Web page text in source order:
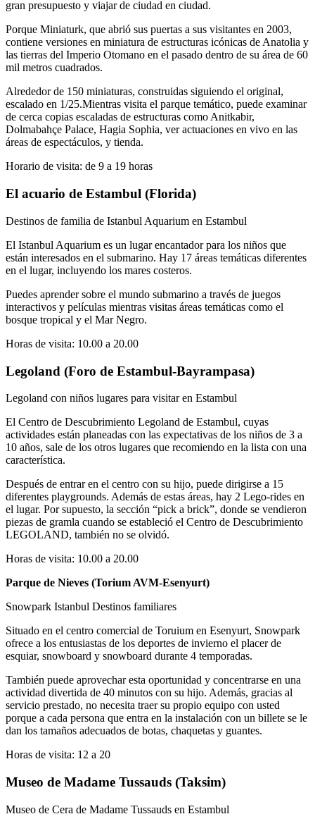
gran presupuesto y viajar de ciudad en ciudad.
Porque Miniaturk, que abrió sus puertas a sus visitantes en 2003,
contiene versiones en miniatura de estructuras icónicas de Anatolia y
las tierras del Imperio Otomano en el pasado dentro de su área de 60
mil metros cuadrados.
Alrededor de 150 miniaturas, construidas siguiendo el original,
escalado en 1/25.Mientras visita el parque temático, puede examinar
de cerca copias escaladas de estructuras como Anitkabir,
Dolmabahçe Palace, Hagia Sophia, ver actuaciones en vivo en las
áreas de espectáculos, y tienda.
Horario de visita: de 9 a 19 horas
El acuario de Estambul (Florida)
Destinos de familia de Istanbul Aquarium en Estambul
El Istanbul Aquarium es un lugar encantador para los niños que
están interesados en el submarino. Hay 17 áreas temáticas diferentes
en el lugar, incluyendo los mares costeros.
Puedes aprender sobre el mundo submarino a través de juegos
interactivos y películas mientras visitas áreas temáticas como el
bosque tropical y el Mar Negro.
Horas de visita: 10.00 a 20.00
Legoland (Foro de Estambul-Bayrampasa)
Legoland con niños lugares para visitar en Estambul
El Centro de Descubrimiento Legoland de Estambul, cuyas
actividades están planeadas con las expectativas de los niños de 3 a
10 años, sale de los otros lugares que recomiendo en la lista con una
característica.
Después de entrar en el centro con su hijo, puede dirigirse a 15
diferentes playgrounds. Además de estas áreas, hay 2 Lego-rides en
el lugar. Por supuesto, la sección “pick a brick”, donde se vendieron
piezas de gramla cuando se estableció el Centro de Descubrimiento
LEGOLAND, también no se olvidó.
Horas de visita: 10.00 a 20.00
Parque de Nieves (Torium AVM-Esenyurt)
Snowpark Istanbul Destinos familiares
Situado en el centro comercial de Toruium en Esenyurt, Snowpark
ofrece a los entusiastas de los deportes de invierno el placer de
esquiar, snowboard y snowboard durante 4 temporadas.
También puede aprovechar esta oportunidad y concentrarse en una
actividad divertida de 40 minutos con su hijo. Además, gracias al
servicio prestado, no necesita traer su propio equipo con usted
porque a cada persona que entra en la instalación con un billete se le
dan los tamaños adecuados de botas, chaquetas y guantes.
Horas de visita: 12 a 20
Museo de Madame Tussauds (Taksim)
Museo de Cera de Madame Tussauds en Estambul